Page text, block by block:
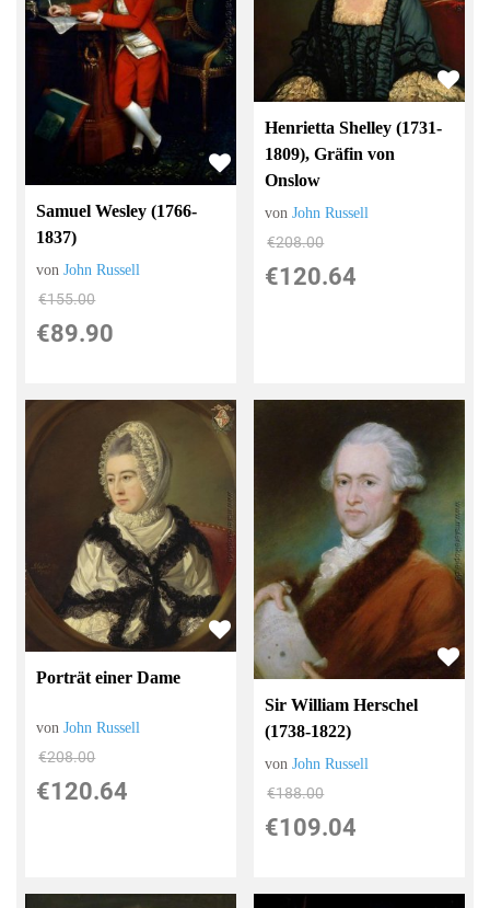
Samuel Wesley (1766-
1837)
vonJohn Russell
€155.00
€89.90
Henrietta Shelley (1731-
1809), Gräfin von
Onslow
vonJohn Russell
€208.00
€120.64
Porträt einer Dame
vonJohn Russell
€208.00
€120.64
Sir William Herschel
(1738-1822)
vonJohn Russell
€188.00
€109.04